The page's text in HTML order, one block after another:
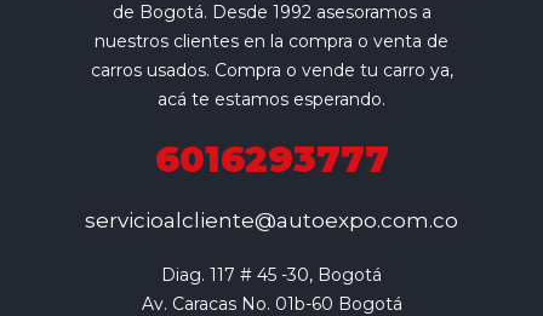
de Bogotá. Desde 1992 asesoramos a
nuestros clientes en la compra o venta de
carros usados. Compra o vende tu carro ya,
acá te estamos esperando.
6016293777
servicioalcliente@autoexpo.com.co
Diag. 117 # 45 -30, Bogotá
Av. Caracas No. 01b-60 Bogotá